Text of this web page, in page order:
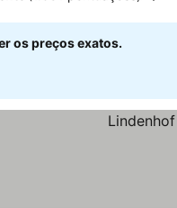
os preços exatos.